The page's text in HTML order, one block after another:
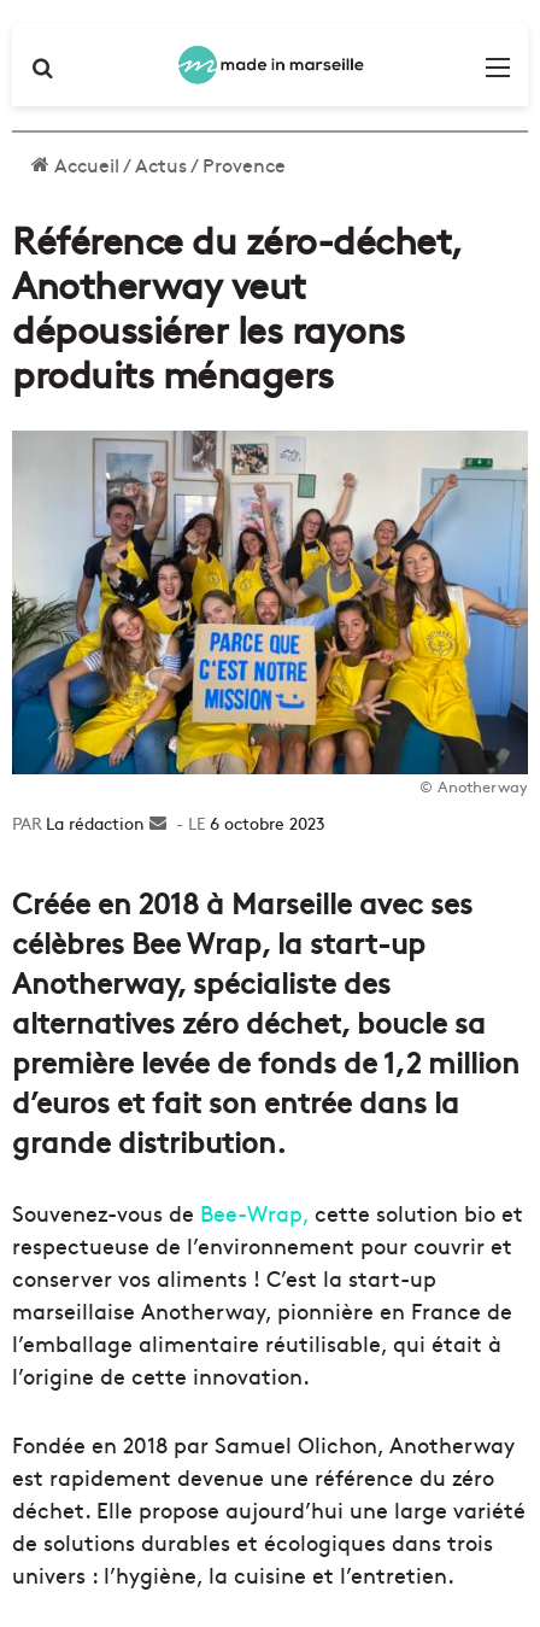
Accueil/Actus/Provence
Référence du zéro-déchet,
Anotherway veut
dépoussiérer les rayons
produits ménagers
© Anotherway
La rédaction
Envoyer6 octobre 2023
Créée en 2018 à Marseille avec ses
célèbres Bee Wrap, la start-up
Anotherway, spécialiste des
alternatives zéro déchet, boucle sa
première levée de fonds de 1,2 million
d’euros et fait son entrée dans la
grande distribution.
Souvenez-vous de Bee-Wrap, cette solution bio et
respectueuse de l’environnement pour couvrir et
conserver vos aliments ! C’est la start-up
marseillaise Anotherway, pionnière en France de
l’emballage alimentaire réutilisable, qui était à
l’origine de cette innovation.
Fondée en 2018 par Samuel Olichon, Anotherway
est rapidement devenue une référence du zéro
déchet. Elle propose aujourd’hui une large variété
de solutions durables et écologiques dans trois
univers : l’hygiène, la cuisine et l’entretien.